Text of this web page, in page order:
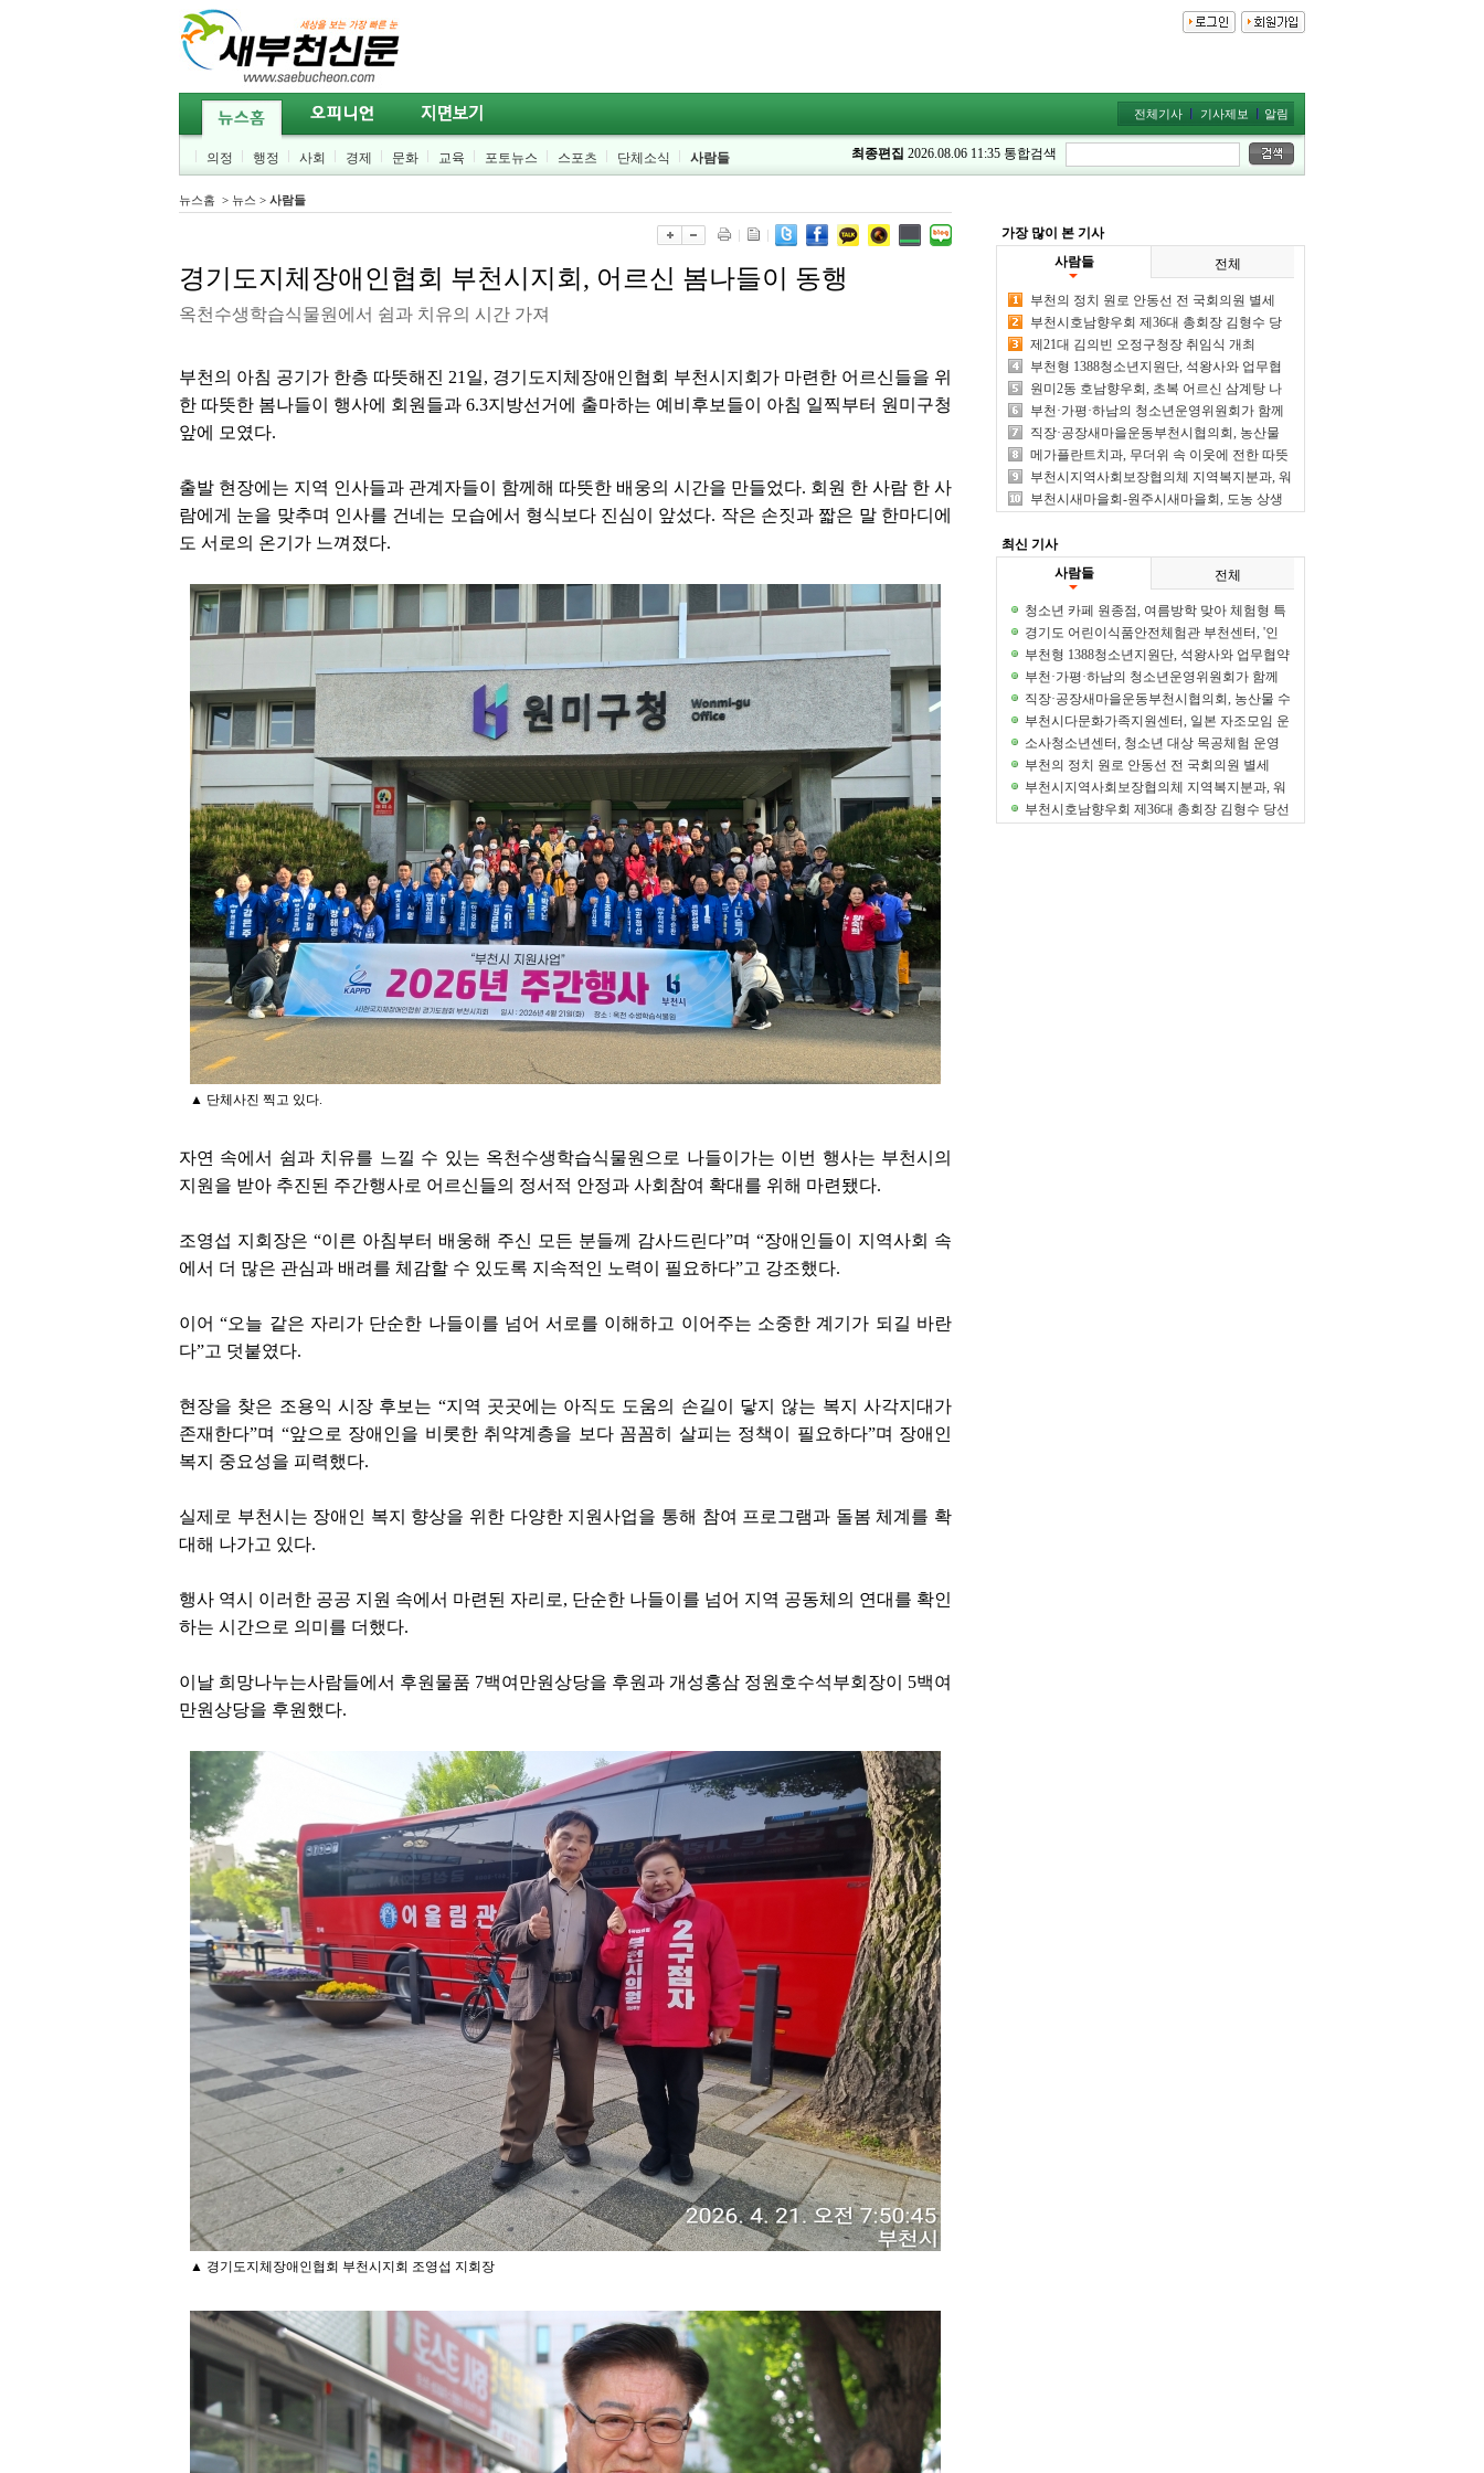
의정 행정 사회 경제 문화 교육 포토뉴스 스포츠 단체소식 사람들
전체기사 기사제보 알림
최종편집 2026.08.06 11:35 통합검색
뉴스홈 > 뉴스 > 사람들
경기도지체장애인협회 부천시지회, 어르신 봄나들이 동행
옥천수생학습식물원에서 쉼과 치유의 시간 가져
부천의 아침 공기가 한층 따뜻해진 21일, 경기도지체장애인협회 부천시지회가 마련한 어르신들을 위
한 따뜻한 봄나들이 행사에 회원들과 6.3지방선거에 출마하는 예비후보들이 아침 일찍부터 원미구청
앞에 모였다.
출발 현장에는 지역 인사들과 관계자들이 함께해 따뜻한 배웅의 시간을 만들었다. 회원 한 사람 한 사
람에게 눈을 맞추며 인사를 건네는 모습에서 형식보다 진심이 앞섰다. 작은 손짓과 짧은 말 한마디에
도 서로의 온기가 느껴졌다.
▲ 단체사진 찍고 있다.
자연 속에서 쉼과 치유를 느낄 수 있는 옥천수생학습식물원으로 나들이가는 이번 행사는 부천시의
지원을 받아 추진된 주간행사로 어르신들의 정서적 안정과 사회참여 확대를 위해 마련됐다.
조영섭 지회장은 “이른 아침부터 배웅해 주신 모든 분들께 감사드린다”며 “장애인들이 지역사회 속
에서 더 많은 관심과 배려를 체감할 수 있도록 지속적인 노력이 필요하다”고 강조했다.
이어 “오늘 같은 자리가 단순한 나들이를 넘어 서로를 이해하고 이어주는 소중한 계기가 되길 바란
다”고 덧붙였다.
현장을 찾은 조용익 시장 후보는 “지역 곳곳에는 아직도 도움의 손길이 닿지 않는 복지 사각지대가
존재한다”며 “앞으로 장애인을 비롯한 취약계층을 보다 꼼꼼히 살피는 정책이 필요하다”며 장애인
복지 중요성을 피력했다.
실제로 부천시는 장애인 복지 향상을 위한 다양한 지원사업을 통해 참여 프로그램과 돌봄 체계를 확
대해 나가고 있다.
행사 역시 이러한 공공 지원 속에서 마련된 자리로, 단순한 나들이를 넘어 지역 공동체의 연대를 확인
하는 시간으로 의미를 더했다.
이날 희망나누는사람들에서 후원물품 7백여만원상당을 후원과 개성홍삼 정원호수석부회장이 5백여
만원상당을 후원했다.
▲ 경기도지체장애인협회 부천시지회 조영섭 지회장
가장 많이 본 기사
사람들
전체
부천의 정치 원로 안동선 전 국회의원 별세
부천시호남향우회 제36대 총회장 김형수 당
선
제21대 김의빈 오정구청장 취임식 개최
부천형 1388청소년지원단, 석왕사와 업무협
약 체결
원미2동 호남향우회, 초복 어르신 삼계탕 나
눔행사 개최
부천·가평·하남의 청소년운영위원회가 함께
만든 특별한 여름 추억
직장·공장새마을운동부천시협의회, 농산물
수확 체험 열어
메가플란트치과, 무더위 속 이웃에 전한 따뜻
한 정성
부천시지역사회보장협의체 지역복지분과, 워
크숍 개최
부천시새마을회-원주시새마을회, 도농 상생
최신 기사
사람들
전체
청소년 카페 원종점, 여름방학 맞아 체험형 특
별 프로그램 운영
경기도 어린이식품안전체험관 부천센터, '인
마이 튼튼 바디' 참여 기관 모집
부천형 1388청소년지원단, 석왕사와 업무협약
체결
부천·가평·하남의 청소년운영위원회가 함께
만든 특별한 여름 추억
직장·공장새마을운동부천시협의회, 농산물 수
확 체험 열어
부천시다문화가족지원센터, 일본 자조모임 운
영 성료
소사청소년센터, 청소년 대상 목공체험 운영
부천의 정치 원로 안동선 전 국회의원 별세
부천시지역사회보장협의체 지역복지분과, 워
크숍 개최
부천시호남향우회 제36대 총회장 김형수 당선